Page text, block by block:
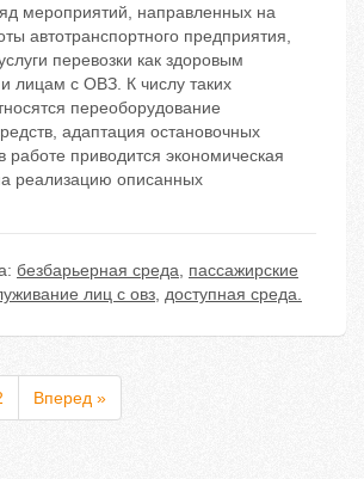
мероприятий, направленных на
автотранспортного предприятия,
перевозки как здоровым
лицам с ОВЗ. К числу таких
переоборудование
адаптация остановочных
работе приводится экономическая
реализацию описанных
безбарьерная среда, пассажирские
лиц с овз, доступная среда.
Вперед »